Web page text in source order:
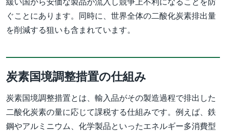
ぐことにあります。同時に、世界全体の二酸化炭素排出量
を削減する狙いも含まれています。
炭素国境調整措置の仕組み
炭素国境調整措置とは、輸入品がその製造過程で排出した
二酸化炭素の量に応じて課税する仕組みです。例えば、鉄
鋼やアルミニウム、化学製品といったエネルギー多消費型